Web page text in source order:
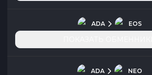
ADA EOS
ADA NEO